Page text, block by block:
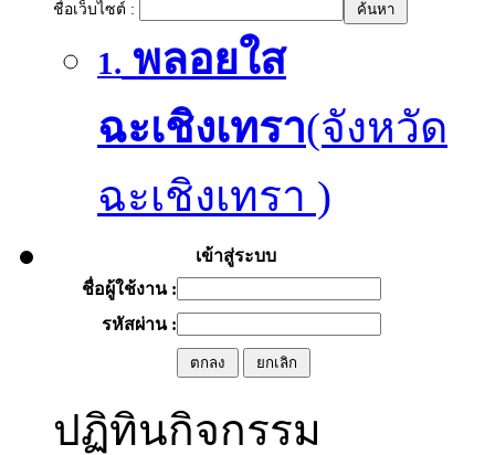
ชื่อเว็บไซต์ :
1. พลอยใส
ฉะเชิงเทรา(จังหวัด
ฉะเชิงเทรา )
เข้าสู่ระบบ
ชื่อผู้ใช้งาน :
รหัสผ่าน :
ปฏิทินกิจกรรม